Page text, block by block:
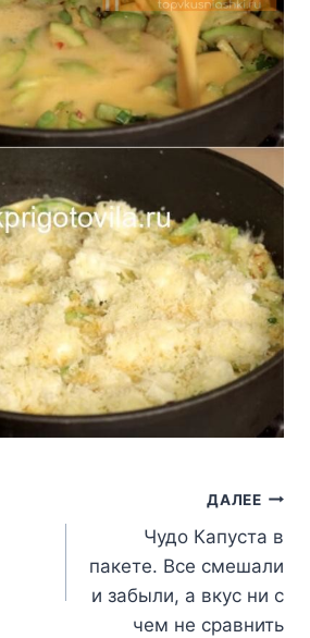
ДАЛЕЕ
Чудо Капуста в
пакете. Все смешали
и забыли, а вкус ни с
чем не сравнить